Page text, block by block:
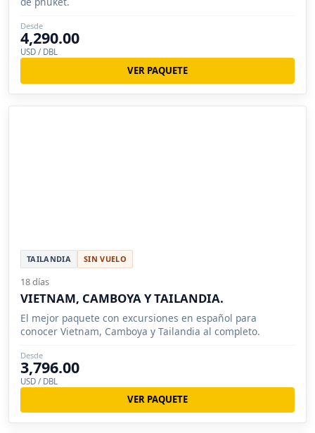
Desde
4,290.00
USD / DBL
VER PAQUETE
TAILANDIA SIN VUELO
18 días
VIETNAM, CAMBOYA Y TAILANDIA.
El mejor paquete con excursiones en español para
conocer Vietnam, Camboya y Tailandia al completo.
Desde
3,796.00
USD / DBL
VER PAQUETE